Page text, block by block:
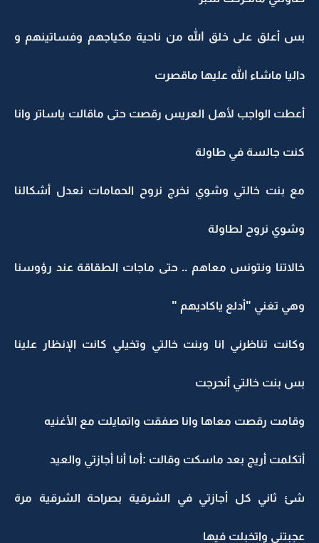
بس أعلق على خلق الله من ناحية مكياجهم وفساتينهم و
داليا ماشاء الله عليها ماقصرت
أعطت الواجب لأهل العريس رقصت حتى ماقالت ياساتر وانا
كنت جالسة في طاولة
مع بنت خالتي وشوي نخرج نروح الحمامات نعدل أشكالنا
وشوي نروح لطاولة
خالاتنا ونتونس معاهم .. حتى ماجات الطقاقة عند رؤوسنا
وهي تغني "أدلع ياكاديهم "
وكانت تناظرني انا وبنت خالتي وتخيلي كانت الإنظار علينا
بس بنت خالتي أنحرجت
وقامت رقصت معاها وانا صفقت واتمايلت مع الأغنيه
أتكلمت أريج بعد ماسكت وقالت :أما أنا أجازتي والعيد
شئ ثاني كل أجازتي في الشرقية بصراحة الشرقية مرة
عجبتني واتخبلت فيها